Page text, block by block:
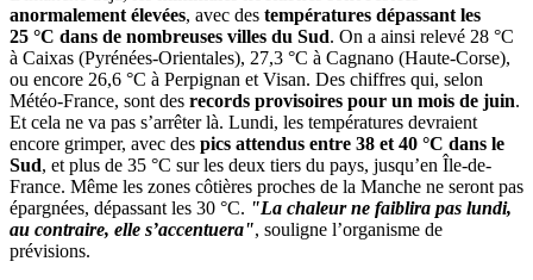
anormalement élevées, avec des températures dépassant les
25 °C dans de nombreuses villes du Sud. On a ainsi relevé 28 °C
à Caixas (Pyrénées-Orientales), 27,3 °C à Cagnano (Haute-Corse),
ou encore 26,6 °C à Perpignan et Visan. Des chiffres qui, selon
Météo-France, sont des records provisoires pour un mois de juin.
Et cela ne va pas s’arrêter là. Lundi, les températures devraient
encore grimper, avec des pics attendus entre 38 et 40 °C dans le
Sud, et plus de 35 °C sur les deux tiers du pays, jusqu’en Île-de-
France. Même les zones côtières proches de la Manche ne seront pas
épargnées, dépassant les 30 °C. "La chaleur ne faiblira pas lundi,
au contraire, elle s’accentuera", souligne l’organisme de
prévisions.